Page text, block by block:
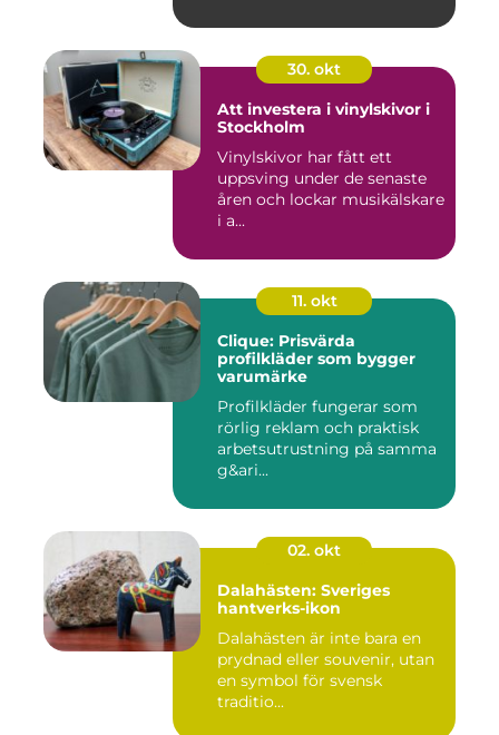
30. okt
Att investera i vinylskivor i
Stockholm
Vinylskivor har fått ett
uppsving under de senaste
åren och lockar musikälskare
i a...
11. okt
Clique: Prisvärda
profilkläder som bygger
varumärke
Profilkläder fungerar som
rörlig reklam och praktisk
arbetsutrustning på samma
g&ari...
02. okt
Dalahästen: Sveriges
hantverks-ikon
Dalahästen är inte bara en
prydnad eller souvenir, utan
en symbol för svensk
traditio...